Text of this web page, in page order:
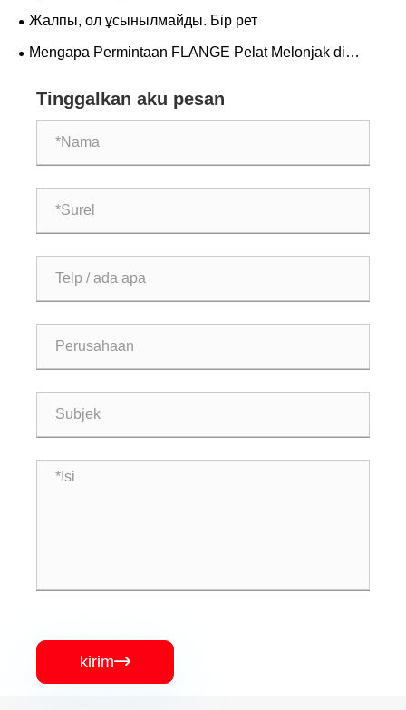
Kosong
Жалпы, ол ұсынылмайды. Бір рет
Mengapa Permintaan FLANGE Pelat Melonjak di
Tinggalkan aku pesan
kirim